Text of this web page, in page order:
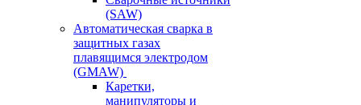
(SAW)
Автоматическая сварка в
защитных газах
плавящимся электродом
(GMAW)
Каретки,
манипуляторы и